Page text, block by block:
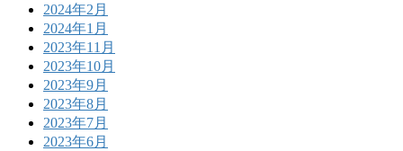
2024年2月
2024年1月
2023年11月
2023年10月
2023年9月
2023年8月
2023年7月
2023年6月